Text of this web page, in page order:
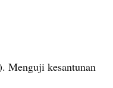
Menguji kesantunan